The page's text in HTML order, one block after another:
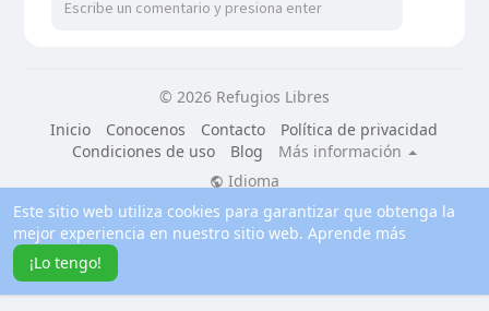
Este sitio web utiliza cookies para garantizar que obtenga la
mejor experiencia en nuestro sitio web. Aprende más
¡Lo tengo!
© 2026 Refugios Libres
Inicio
Conocenos Contacto
Política de privacidad
Condiciones de uso
Blog
Más información
Idioma